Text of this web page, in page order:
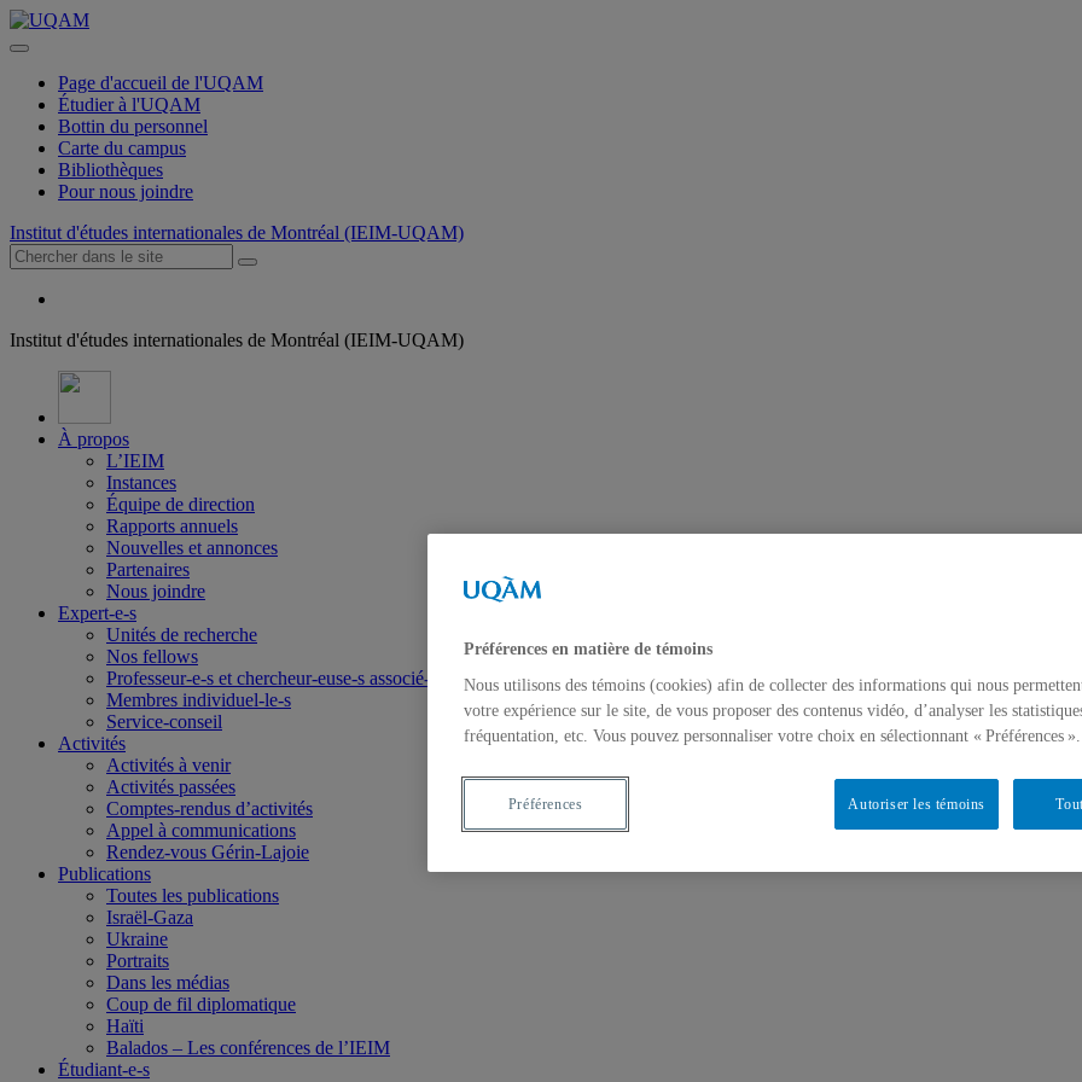
Page d'accueil de l'UQAM
Étudier à l'UQAM
Bottin du personnel
Carte du campus
Bibliothèques
Pour nous joindre
Institut d'études internationales de Montréal (IEIM-UQAM)
Institut d'études internationales de Montréal (IEIM-UQAM)
À propos
L’IEIM
Instances
Équipe de direction
Rapports annuels
Nouvelles et annonces
Partenaires
Nous joindre
Expert-e-s
Unités de recherche
Nos fellows
Professeur-e-s et chercheur-euse-s associé-e-s
Membres individuel-le-s
Service-conseil
Activités
Activités à venir
Activités passées
Comptes-rendus d’activités
Appel à communications
Rendez-vous Gérin-Lajoie
Publications
Toutes les publications
Israël-Gaza
Ukraine
Portraits
Dans les médias
Coup de fil diplomatique
Haïti
Balados – Les conférences de l’IEIM
Étudiant-e-s
Préférences en matière de témoins
Nous utilisons des témoins (cookies) afin de collecter des informations qui nous
votre expérience sur le site, de vous proposer des contenus vidéo, d’analyser les
fréquentation, etc. Vous pouvez personnaliser votre choix en sélectionnant « Préférences ».
Autoriser les témoins
Préférences